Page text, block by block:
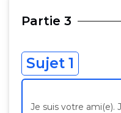
Partie 3
Sujet 1
Je suis votre ami(e).